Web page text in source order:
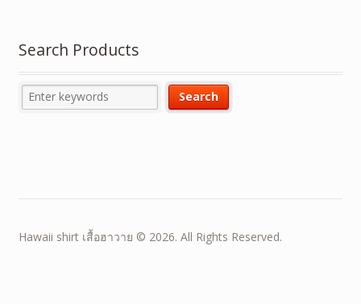
Search Products
Hawaii shirt เสื้อฮาวาย © 2026. All Rights Reserved.